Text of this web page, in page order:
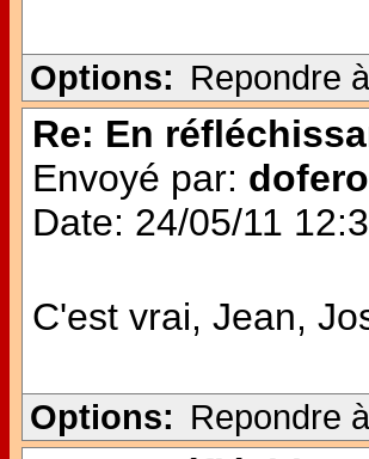
Options: Repondre
Re: En
Envoyé par: dofero
Date: 24/05/11
C'est vrai, Jean,
Options: Repondre